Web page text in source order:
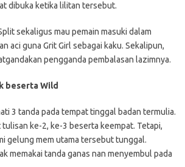
dibuka ketika lilitan tersebut.
sekaligus mau pemain masuki dalam
aci guna Grit Girl sebagai kaku. Sekalipun,
pengganda pembalasan lazimnya.
beserta Wild
3 tanda pada tempat tinggal badan termulia.
ke-2, ke-3 beserta keempat. Tetapi,
gelung mem utama tersebut tunggal.
memakai tanda ganas nan menyembul pada